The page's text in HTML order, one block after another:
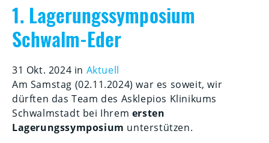
1. Lagerungssymposium
Schwalm-Eder
31 Okt. 2024 in Aktuell
Am Samstag (02.11.2024) war es soweit, wir
dürften das Team des Asklepios Klinikums
Schwalmstadt bei Ihrem ersten
Lagerungssymposium unterstützen.